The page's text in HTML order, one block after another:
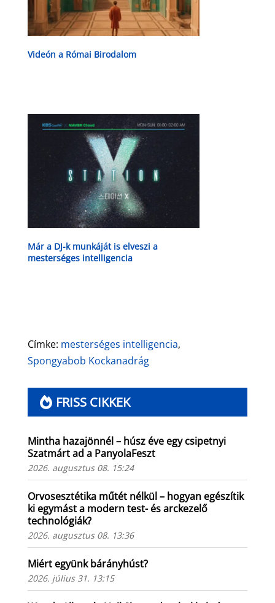
Videón a Római Birodalom
Már a DJ-k munkáját is elveszi a
mesterséges intelligencia
Címke: mesterséges intelligencia,
Spongyabob Kockanadrág
FRISS CIKKEK
Mintha hazajönnél – húsz éve egy csipetnyi
Szatmárt ad a PanyolaFeszt
2026. augusztus 08. 15:24
Orvosesztétika műtét nélkül – hogyan egészítik
ki egymást a modern test- és arckezelő
technológiák?
2026. augusztus 08. 13:36
Miért együnk bárányhúst?
2026. július 31. 13:15